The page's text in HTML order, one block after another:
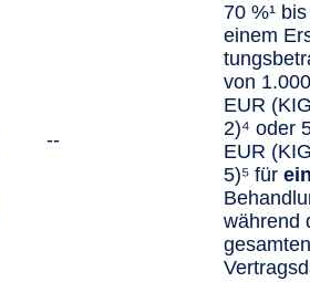
--
70 %¹
einem
von 1.000
EUR
2)⁴ oder
EUR
5)⁵ für
wäh­rend
gesamten